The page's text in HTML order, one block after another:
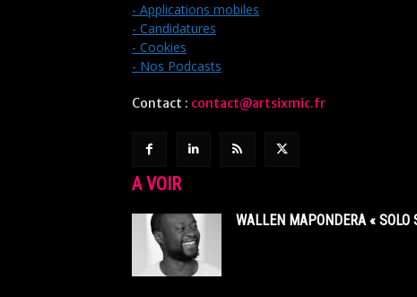
- Applications mobiles
- Candidatures
- Cookies
- Nos Podcasts
Contact : contact@artsixmic.fr
A VOIR
WALLEN MAPONDERA «